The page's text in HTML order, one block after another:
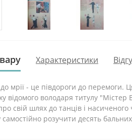
Характеристики
мрії - це півдороги до перемоги.
відомого володаря титулу
свій шлях до танців і
розучити десять